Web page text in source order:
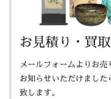
お見積り・買
メールフォームよりお
お知らせいただけまし
致します。